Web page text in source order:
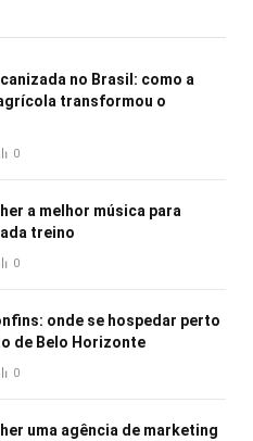
no Brasil: como a
transformou o
0
a melhor música para
treino
0
onde se hospedar perto
de Belo Horizonte
0
uma agência de marketing